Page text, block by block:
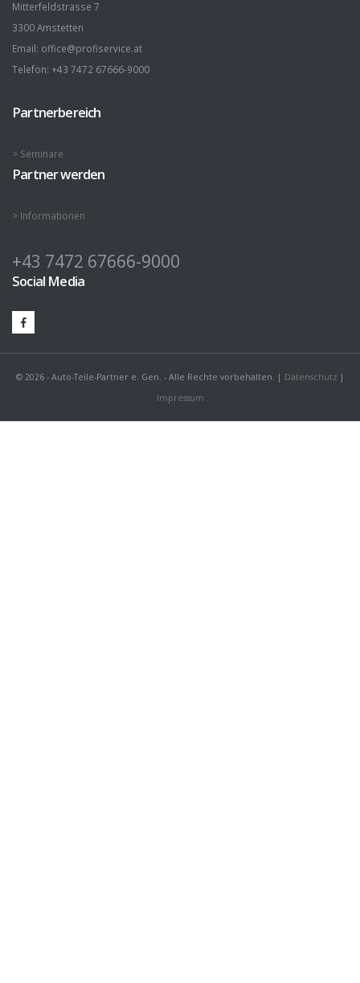
Mitterfeldstrasse 7
3300 Amstetten
Email: office@profiservice.at
Telefon: +43 7472 67666-9000
Partnerbereich
> Seminare
Partner werden
> Informationen
+43 7472 67666-9000
Social Media
© 2026 - Auto-Teile-Partner e. Gen. - Alle Rechte vorbehalten. | Datenschutz |
Impressum